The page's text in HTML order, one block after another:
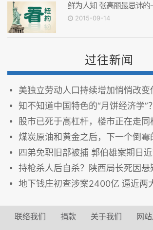
鲜为人知 张高丽最忌讳的
2015-09-14
过往新闻
美独立劳动人口持续增加悄悄改变
知不知道中国特色的“月饼经济学”？
股市已死于高杠杆，楼市正在走
煤炭原油和黄金之后，下一个倒
四弟免职旧部被捕 郭伯雄案期日近
持枪杀人后自杀？陕西局长死因悬
地下钱庄初查涉案2400亿 逼近两
联络我们 捐款 关于我们 网